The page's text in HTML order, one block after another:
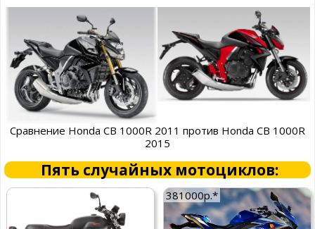
Сравнение Honda CB 1000R 2011 против Honda CB 1000R
2015
Пять случайных мотоциклов:
381000р.*